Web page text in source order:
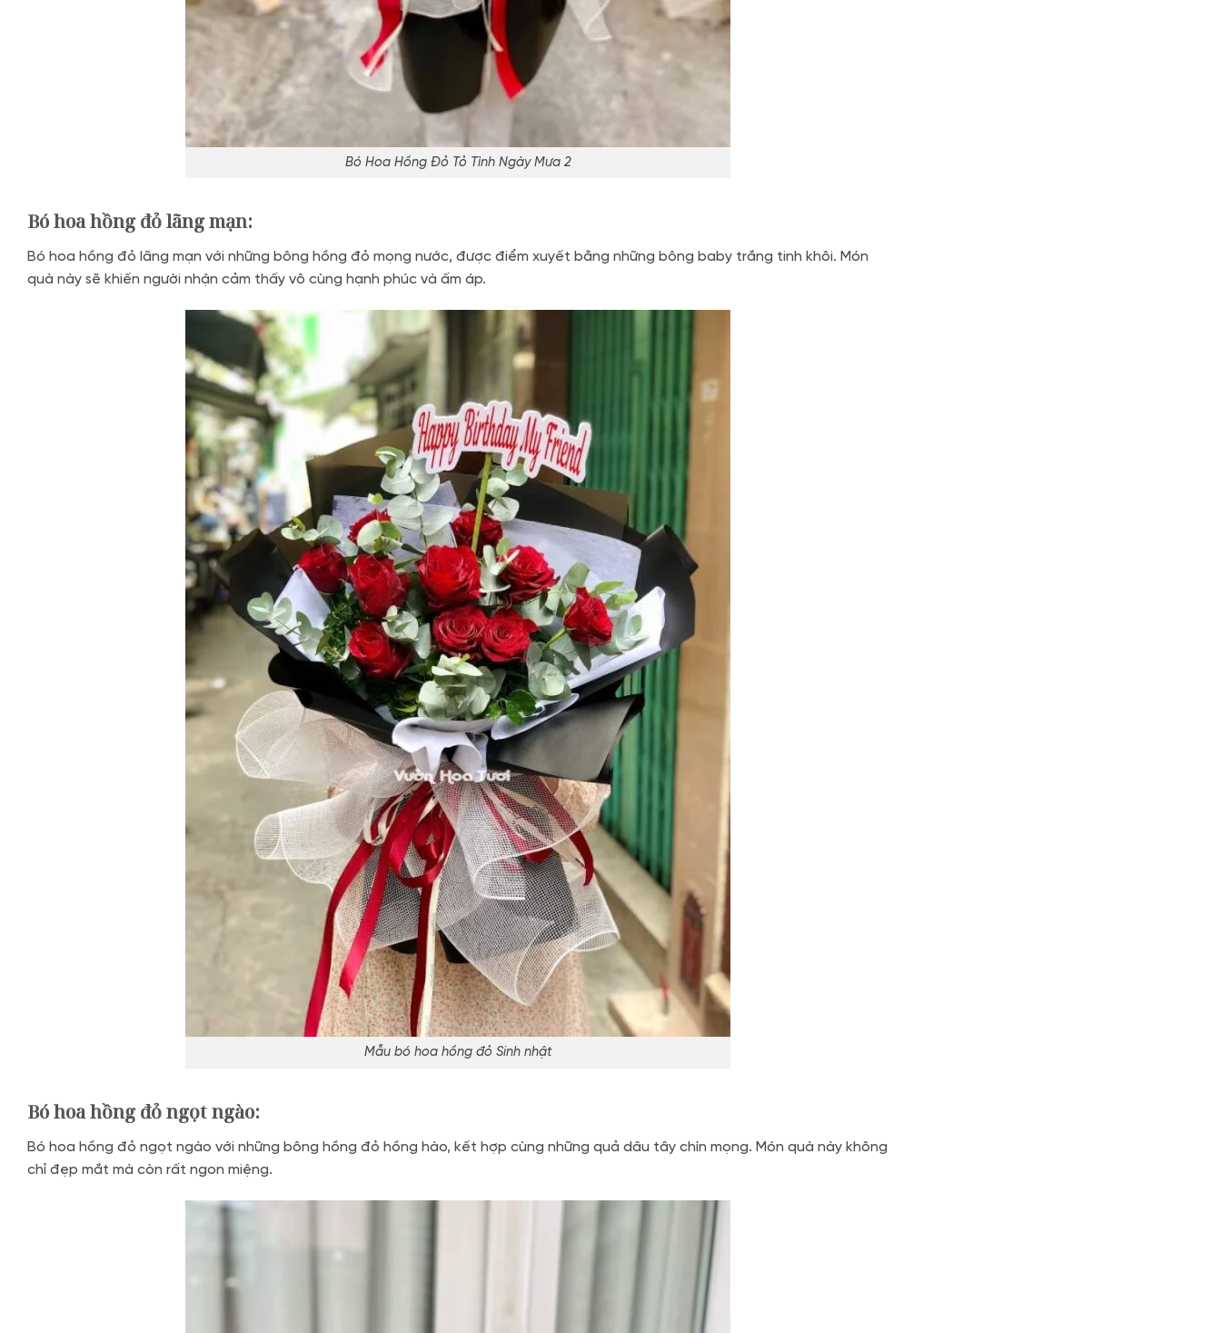
Bó Hoa Hồng Đỏ Tỏ Tình Ngày Mưa 2
Bó hoa hồng đỏ lãng mạn:
Bó hoa hồng đỏ lãng mạn với những bông hồng đỏ mọng nước, được điểm xuyết bằng những bông baby trắng tinh khôi. Món
quà này sẽ khiến người nhận cảm thấy vô cùng hạnh phúc và ấm áp.
Mẫu bó hoa hồng đỏ Sinh nhật
Bó hoa hồng đỏ ngọt ngào:
Bó hoa hồng đỏ ngọt ngào với những bông hồng đỏ hồng hào, kết hợp cùng những quả dâu tây chín mọng. Món quà này không
chỉ đẹp mắt mà còn rất ngon miệng.